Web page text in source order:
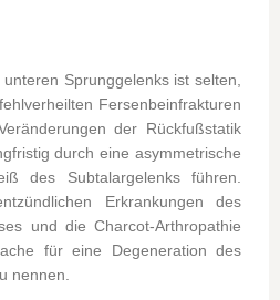
Sprunggelenks ist selten,
Fersenbeinfrakturen
der Rückfußstatik
durch eine asymmetrische
des Subtalargelenks führen.
Erkrankungen des
und die Charcot-Arthropathie
für eine Degeneration des
nennen.